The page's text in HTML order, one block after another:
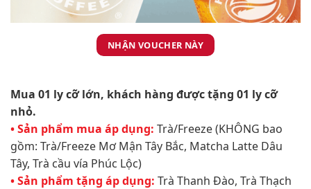
NHẬN VOUCHER NÀY
Mua 01 ly cỡ lớn, khách hàng được tặng 01 ly cỡ
nhỏ.​
• Sản phẩm mua áp dụng: Trà/Freeze (KHÔNG bao
gồm: Trà/Freeze Mơ Mận Tây Bắc, Matcha Latte Dâu
Tây, Trà cầu vía Phúc Lộc)
• Sản phẩm tặng áp dụng: Trà Thanh Đào, Trà Thạch